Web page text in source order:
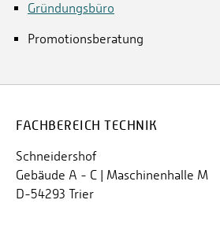
Gründungsbüro
Promotionsberatung
FACHBEREICH TECHNIK
Schneidershof
Gebäude A - C | Maschinenhalle M
D-54293 Trier